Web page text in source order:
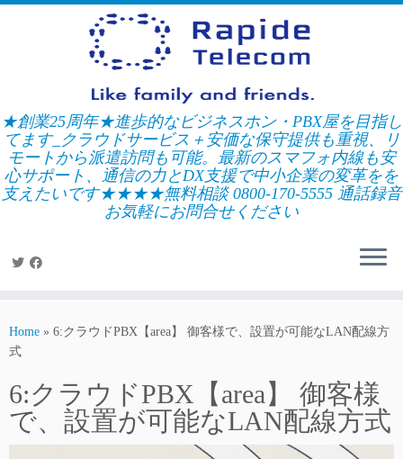
Skip
★創業25周年★進歩的なビジネスホン・PBX屋を目指し
てます_クラウドサービス＋安価な保守提供も重視、リ
モートから派遣訪問も可能。最新のスマフォ内線も安
心サポート、通信の力とDX支援で中小企業の変革をを
支えたいです★★★★無料相談 0800-170-5555 通話録音
お気軽にお問合せください
Home » 6:クラウドPBX【area】 御客様で、設置が可能なLAN配線方
式
6:クラウドPBX【area】 御客様
で、設置が可能なLAN配線方式